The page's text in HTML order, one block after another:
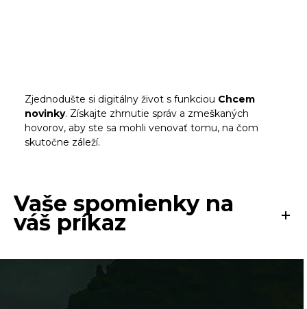
Zjednodušte si digitálny život s funkciou Chcem
novinky. Získajte zhrnutie správ a zmeškaných
hovorov, aby ste sa mohli venovať tomu, na čom
skutočne záleží.
Vaše spomienky na
váš príkaz